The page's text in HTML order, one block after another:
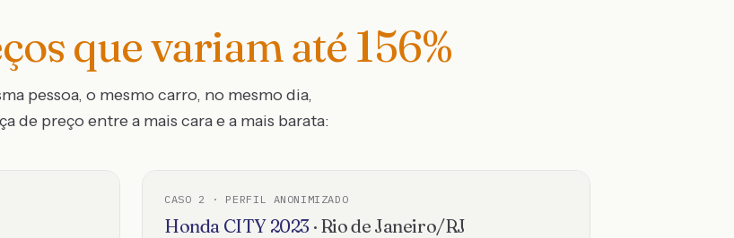
que variam até 156%
pessoa, o mesmo carro, no mesmo dia,
de preço entre a mais cara e a mais barata:
CASO 2 · PERFIL ANONIMIZADO
Honda CITY 2023 · Rio de Janeiro/RJ